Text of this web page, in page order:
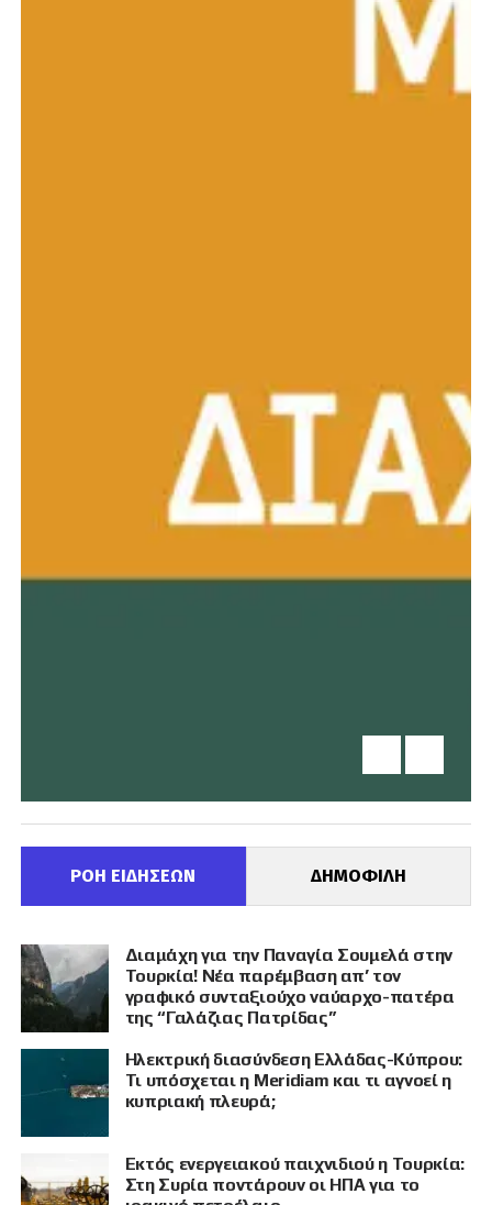
ΡΟΗ ΕΙΔΗΣΕΩΝ ΔΗΜΟΦΙΛΗ
Διαμάχη για την Παναγία Σουμελά στην
Τουρκία! Νέα παρέμβαση απ’ τον
γραφικό συνταξιούχο ναύαρχο-πατέρα
της “Γαλάζιας Πατρίδας”
Ηλεκτρική διασύνδεση Ελλάδας-Κύπρου:
Τι υπόσχεται η Meridiam και τι αγνοεί η
κυπριακή πλευρά;
Εκτός ενεργειακού παιχνιδιού η Τουρκία:
Στη Συρία ποντάρουν οι ΗΠΑ για το